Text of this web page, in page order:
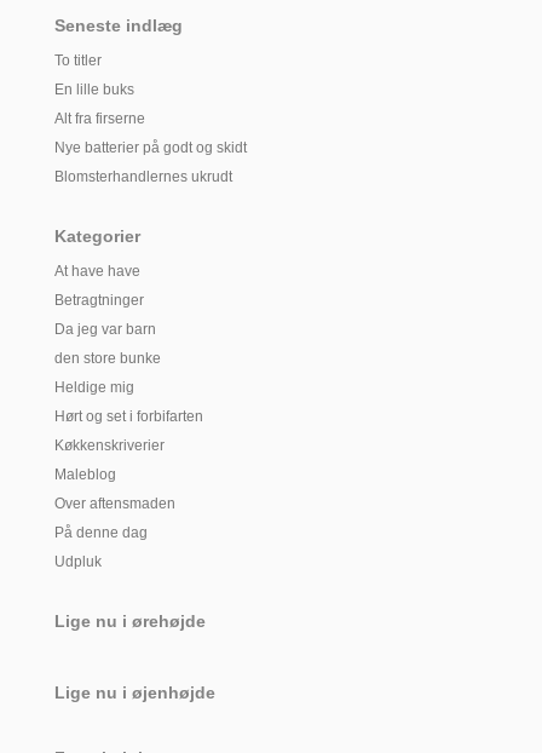
Seneste indlæg
To titler
En lille buks
Alt fra firserne
Nye batterier på godt og skidt
Blomsterhandlernes ukrudt
Kategorier
At have have
Betragtninger
Da jeg var barn
den store bunke
Heldige mig
Hørt og set i forbifarten
Køkkenskriverier
Maleblog
Over aftensmaden
På denne dag
Udpluk
Lige nu i ørehøjde
Lige nu i øjenhøjde